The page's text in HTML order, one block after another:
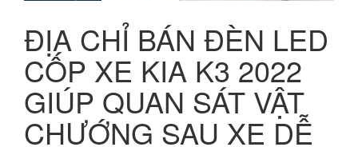
ĐỊA CHỈ BÁN ĐÈN LED
CỐP XE KIA K3 2022
GIÚP QUAN SÁT VẬT
CHƯỚNG SAU XE DỄ